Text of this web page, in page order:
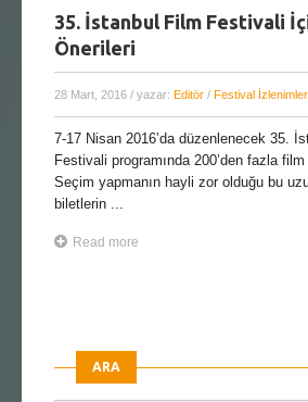
35. İstanbul Film Festivali
Önerileri
28 Mart, 2016 / yazar: Editör / Festival
7-17 Nisan 2016’da düzenlenecek 35.
Festivali programında 200’den fazla
Seçim yapmanın hayli zor olduğu bu
biletlerin ...
Read more
ARA